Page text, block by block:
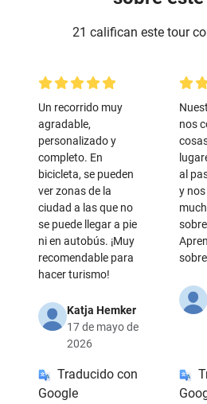
21 califican este tour
Un recorrido muy
agradable,
personalizado y
completo. En
bicicleta, se pueden
ver zonas de la
ciudad a las que no
se puede llegar a pie
ni en autobús. ¡Muy
recomendable para
hacer turismo!
Katja Hemker
17 de mayo de
2026
Traducido con
Google
nos
al
y